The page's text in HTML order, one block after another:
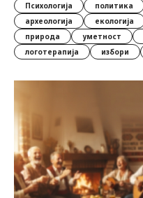
Психологија
политика
археологија
екологија
природа
уметност
логотерапија
избори